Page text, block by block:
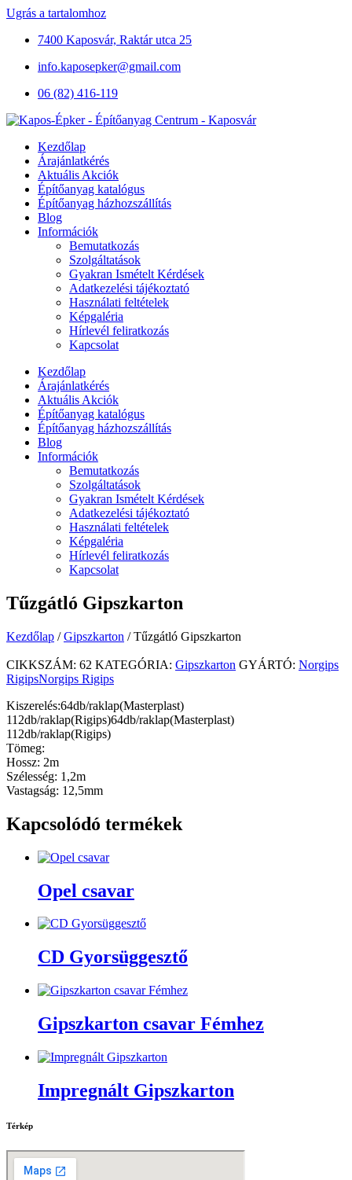
Ugrás a tartalomhoz
7400 Kaposvár, Raktár utca 25
info.kaposepker@gmail.com
06 (82) 416-119
Kezdőlap
Árajánlatkérés
Aktuális Akciók
Építőanyag katalógus
Építőanyag házhozszállítás
Blog
Információk
Bemutatkozás
Szolgáltatások
Gyakran Ismételt Kérdések
Adatkezelési tájékoztató
Használati feltételek
Képgaléria
Hírlevél feliratkozás
Kapcsolat
Kezdőlap
Árajánlatkérés
Aktuális Akciók
Építőanyag katalógus
Építőanyag házhozszállítás
Blog
Információk
Bemutatkozás
Szolgáltatások
Gyakran Ismételt Kérdések
Adatkezelési tájékoztató
Használati feltételek
Képgaléria
Hírlevél feliratkozás
Kapcsolat
Tűzgátló Gipszkarton
Kezdőlap /Gipszkarton / Tűzgátló Gipszkarton
CIKKSZÁM: 62 KATEGÓRIA: Gipszkarton GYÁRTÓ: Norgips
RigipsNorgips Rigips
Kiszerelés:64db/raklap(Masterplast)
112db/raklap(Rigips)64db/raklap(Masterplast)
112db/raklap(Rigips)
Tömeg:
Hossz: 2m
Szélesség: 1,2m
Vastagság: 12,5mm
Kapcsolódó termékek
Opel csavar
CD Gyorsüggesztő
Gipszkarton csavar Fémhez
Impregnált Gipszkarton
Térkép